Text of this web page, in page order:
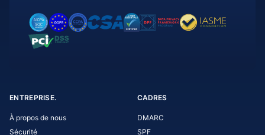
ENTREPRISE.
À propos de nous
Sécurité
CADRES
DMARC
SPF